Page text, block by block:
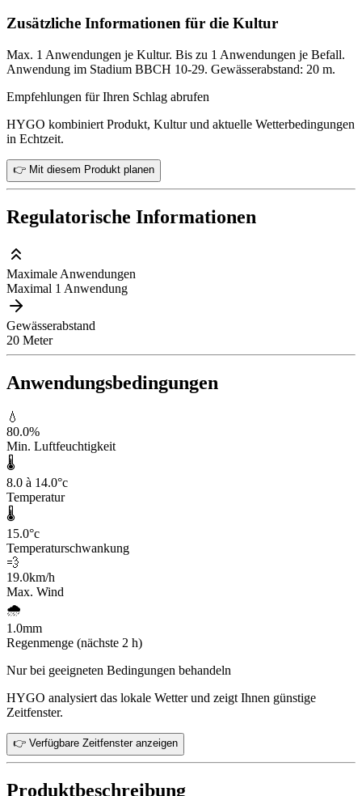
Zusätzliche Informationen für die Kultur
Max. 1 Anwendungen je Kultur. Bis zu 1 Anwendungen je Befall.
Anwendung im Stadium BBCH 10-29. Gewässerabstand: 20 m.
Empfehlungen für Ihren Schlag abrufen
HYGO kombiniert Produkt, Kultur und aktuelle Wetterbedingungen
in Echtzeit.
👉 Mit diesem Produkt planen
Regulatorische Informationen
Maximale Anwendungen
Maximal 1 Anwendung
Gewässerabstand
20 Meter
Anwendungsbedingungen
💧
80.0%
Min. Luftfeuchtigkeit
🌡️
8.0 à 14.0°c
Temperatur
🌡️
15.0°c
Temperaturschwankung
💨
19.0km/h
Max. Wind
🌧️
1.0mm
Regenmenge (nächste 2 h)
Nur bei geeigneten Bedingungen behandeln
HYGO analysiert das lokale Wetter und zeigt Ihnen günstige
Zeitfenster.
👉 Verfügbare Zeitfenster anzeigen
Produktbeschreibung